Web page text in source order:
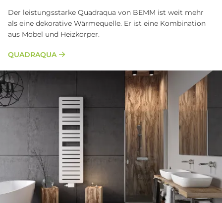
Der leistungsstarke Quadraqua von BEMM ist weit mehr
als eine dekorative Wärmequelle. Er ist eine Kombination
aus Möbel und Heizkörper.
QUADRAQUA